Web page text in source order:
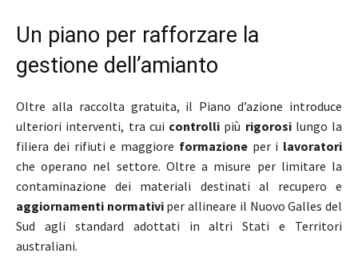
Un piano per rafforzare la
gestione dell’amianto
Oltre alla raccolta gratuita, il Piano d’azione introduce
ulteriori interventi, tra cui controlli più rigorosilungo la
filiera dei rifiuti e maggiore formazioneper i lavoratori
che operano nel settore. Oltre a misure per limitare la
contaminazione dei materiali destinati al recupero e
aggiornamenti normativiper allineare il Nuovo Galles del
Sud agli standard adottati in altri Stati e Territori
australiani.